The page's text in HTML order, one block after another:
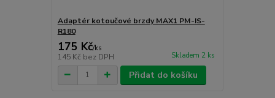
Adaptér kotoučové brzdy MAX1 PM-IS-
R180
175 Kč/ks
145 Kč bez DPH Skladem 2 ks
Přidat do košíku